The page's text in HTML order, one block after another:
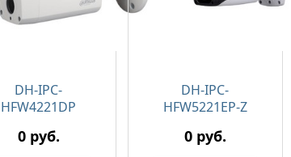
DH-IPC-
HFW4221DP
0 руб.
DH-IPC-
HFW5221EP-Z
0 руб.